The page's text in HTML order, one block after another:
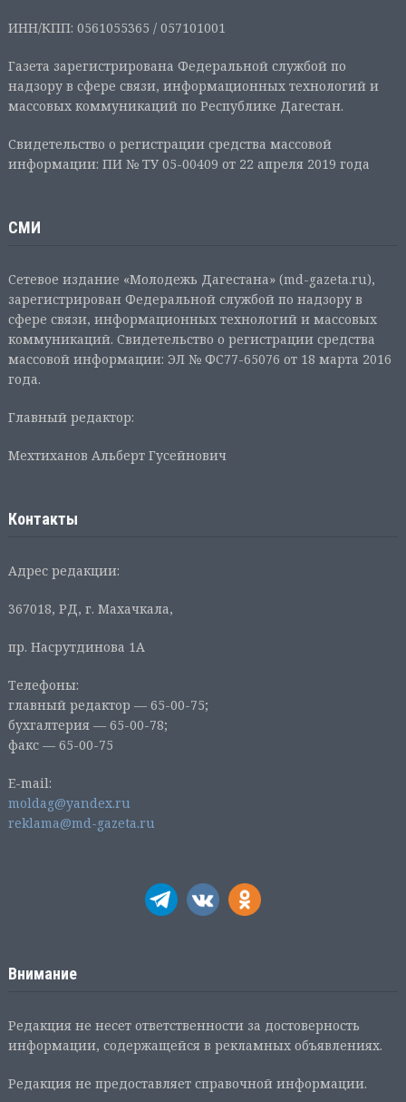
ИНН/КПП: 0561055365 / 057101001
Газета зарегистрирована Федеральной службой по
надзору в сфере связи, информационных технологий и
массовых коммуникаций по Республике Дагестан.
Свидетельство о регистрации средства массовой
информации: ПИ № ТУ 05-00409 от 22 апреля 2019 года
СМИ
Сетевое издание «Молодежь Дагестана» (md-gazeta.ru),
зарегистрирован Федеральной службой по надзору в
сфере связи, информационных технологий и массовых
коммуникаций. Свидетельство о регистрации средства
массовой информации: ЭЛ № ФС77-65076 от 18 марта 2016
года.
Главный редактор:
Мехтиханов Альберт Гусейнович
Контакты
Адрес редакции:
367018, РД, г. Махачкала,
пр. Насрутдинова 1А
Телефоны:
главный редактор — 65-00-75;
бухгалтерия — 65-00-78;
факс — 65-00-75
E-mail:
moldag@yandex.ru
reklama@md-gazeta.ru
Внимание
Редакция не несет ответственности за достоверность
информации, содержащейся в рекламных объявлениях.
Редакция не предоставляет справочной информации.